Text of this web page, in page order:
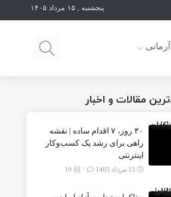
پنجشنبه , ۱۵ مرداد ۱۴۰۵
مقالات و اخبار
۳۰ روز، ۷ اقدام ساده | نقشه
راهی برای رشد یک کسب‌وکار
اینترنتی
15 مرداد 1405 19